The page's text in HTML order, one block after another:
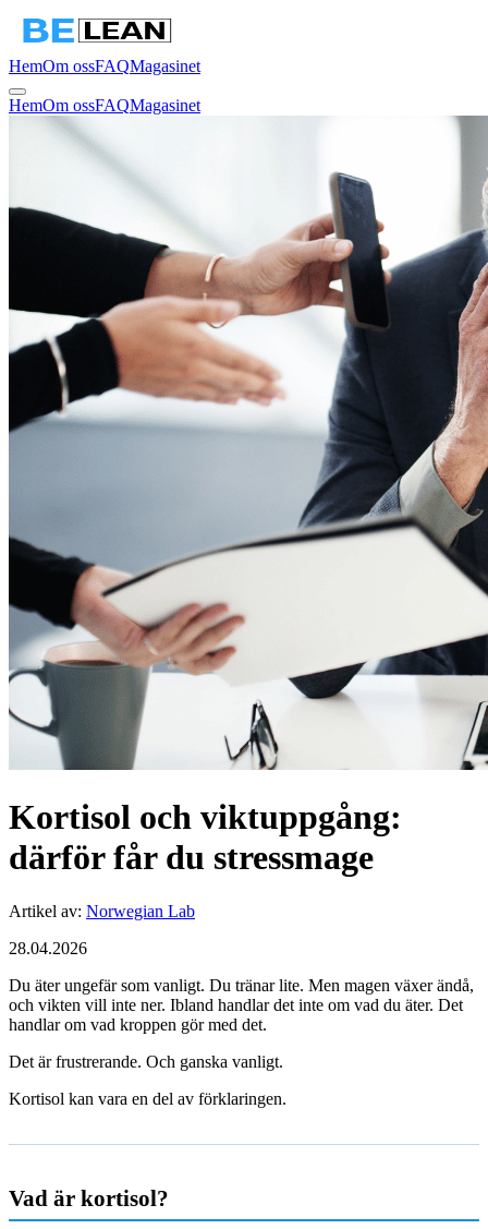
HemOm ossFAQMagasinet
HemOm ossFAQMagasinet
Kortisol och viktuppgång:
därför får du stressmage
Artikel av: Norwegian Lab
28.04.2026
Du äter ungefär som vanligt. Du tränar lite. Men magen växer ändå,
och vikten vill inte ner. Ibland handlar det inte om vad du äter. Det
handlar om vad kroppen gör med det.
Det är frustrerande. Och ganska vanligt.
Kortisol kan vara en del av förklaringen.
Vad är kortisol?